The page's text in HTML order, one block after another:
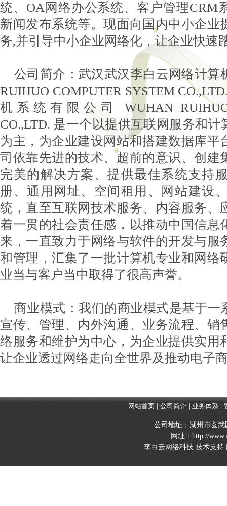
统、OA网络办公系统、客户管理CRM
新闻发布系统等。现面向国内中小企业
务,并引导中小企业网络化，让企业快速
公司简介：武汉武汉李白云网络计算
RUIHUO COMPUTER SYSTEM
机系统有限公司 WUHAN RUIHUO
CO.,LTD. 是一个以提供互联网服务和
为主，为企业建设网站和搭建数据库平
司依靠先进的技术、超前的意识、创建
完美的解决方案、提供最佳系统支持
册、通用网址、空间租用、网站建设
统，直至互联网技术服务、内容服务、
着一贯的社会责任感，以推动中国信息
来，一直致力于网络与软件的开发与服
和管理，汇集了一批计算机专业和网络
业当与客户当中取得了很高声誉。
商业模式：我们的商业模式是基于一
宣传、管理、内外沟通、业务流程、销
络服务和维护为中心，为企业提供实用
让企业透过网络走向全世界及推动电子
网站首页 |公司简介 |业务体系 |
公司地址：湖州市玄
网址：http://
李白云网络科技 技术支持